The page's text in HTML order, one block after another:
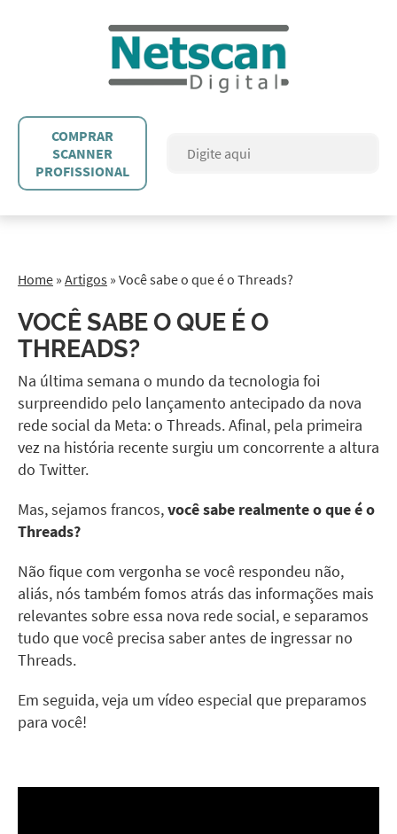
COMPRAR
SCANNER
PROFISSIONAL
Home » Artigos » Você sabe o que é o Threads?
VOCÊ SABE O QUE É O
THREADS?
Na última semana o mundo da tecnologia foi
surpreendido pelo lançamento antecipado da nova
rede social da Meta: o Threads. Afinal, pela primeira
vez na história recente surgiu um concorrente a altura
do Twitter.
Mas, sejamos francos,você sabe realmente o que é o
Threads?
Não fique com vergonha se você respondeu não,
aliás, nós também fomos atrás das informações mais
relevantes sobre essa nova rede social, e separamos
tudo que você precisa saber antes de ingressar no
Threads.
Em seguida, veja um vídeo especial que preparamos
para você!